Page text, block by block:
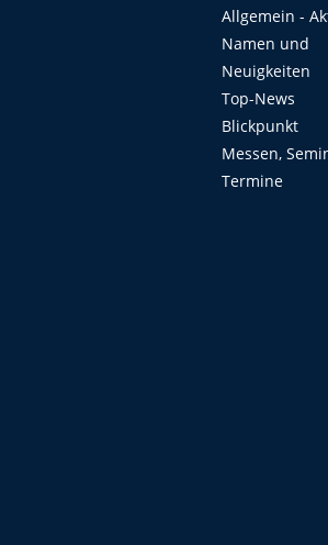
Allgemein -
Namen und
Neuigkeiten
Top-News
Blickpunkt
Messen,
Termine